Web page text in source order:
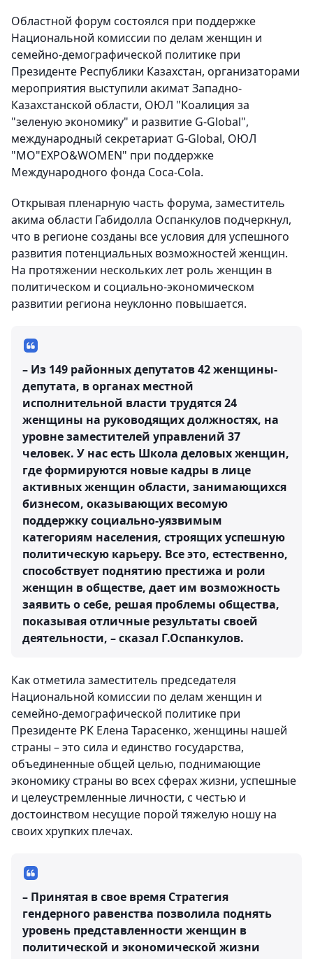
Областной форум состоялся при поддержке
Национальной комиссии по делам женщин и
семейно-демографической политике при
Президенте Республики Казахстан, организаторами
мероприятия выступили акимат Западно-
Казахстанской области, ОЮЛ "Коалиция за
"зеленую экономику" и развитие G-Global",
международный секретариат G-Global, ОЮЛ
"МО"EXPO&WOMEN" при поддержке
Международного фонда Coca-Cola.
Открывая пленарную часть форума, заместитель
акима области Габидолла Оспанкулов подчеркнул,
что в регионе созданы все условия для успешного
развития потенциальных возможностей женщин.
На протяжении нескольких лет роль женщин в
политическом и социально-экономическом
развитии региона неуклонно повышается.
– Из 149 районных депутатов 42 женщины-
депутата, в органах местной
исполнительной власти трудятся 24
женщины на руководящих должностях, на
уровне заместителей управлений 37
человек. У нас есть Школа деловых женщин,
где формируются новые кадры в лице
активных женщин области, занимающихся
бизнесом, оказывающих весомую
поддержку социально-уязвимым
категориям населения, строящих успешную
политическую карьеру. Все это, естественно,
способствует поднятию престижа и роли
женщин в обществе, дает им возможность
заявить о себе, решая проблемы общества,
показывая отличные результаты своей
деятельности, – сказал Г.Оспанкулов.
Как отметила заместитель председателя
Национальной комиссии по делам женщин и
семейно-демографической политике при
Президенте РК Елена Тарасенко, женщины нашей
страны – это сила и единство государства,
объединенные общей целью, поднимающие
экономику страны во всех сферах жизни, успешные
и целеустремленные личности, с честью и
достоинством несущие порой тяжелую ношу на
своих хрупких плечах.
– Принятая в свое время Стратегия
гендерного равенства позволила поднять
уровень представленности женщин в
политической и экономической жизни